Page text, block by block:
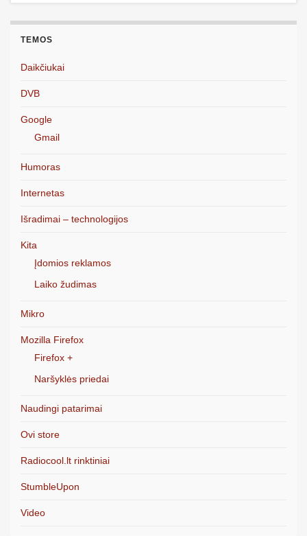
TEMOS
Daikčiukai
DVB
Google
Gmail
Humoras
Internetas
Išradimai – technologijos
Kita
Įdomios reklamos
Laiko žudimas
Mikro
Mozilla Firefox
Firefox +
Naršyklės priedai
Naudingi patarimai
Ovi store
Radiocool.lt rinktiniai
StumbleUpon
Video